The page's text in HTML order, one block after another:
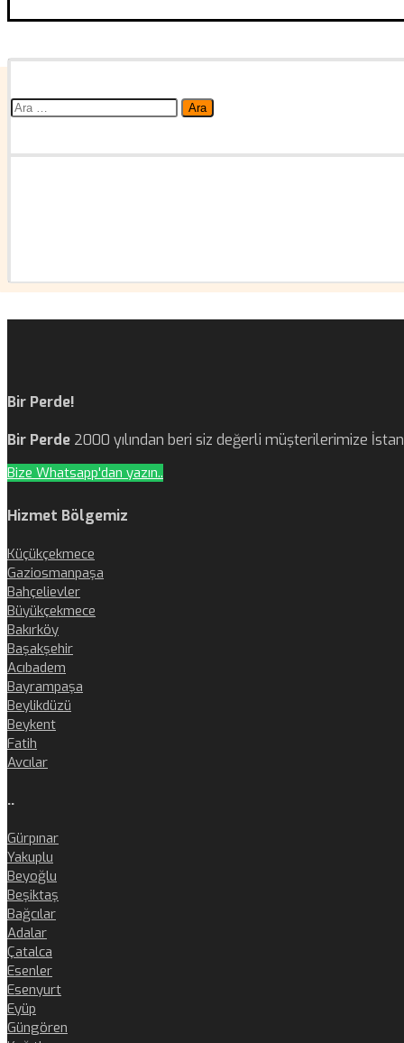
Arama:
Bir Perde!
Bir Perde 2000 yılından beri siz değerli müşterilerimize
Bize Whatsapp'dan yazın..
Hizmet Bölgemiz
Küçükçekmece
Gaziosmanpaşa
Bahçelievler
Büyükçekmece
Bakırköy
Başakşehir
Acıbadem
Bayrampaşa
Beylikdüzü
Beykent
Fatih
Avcılar
..
Gürpınar
Yakuplu
Beyoğlu
Beşiktaş
Bağcılar
Adalar
Çatalca
Esenler
Esenyurt
Eyüp
Güngören